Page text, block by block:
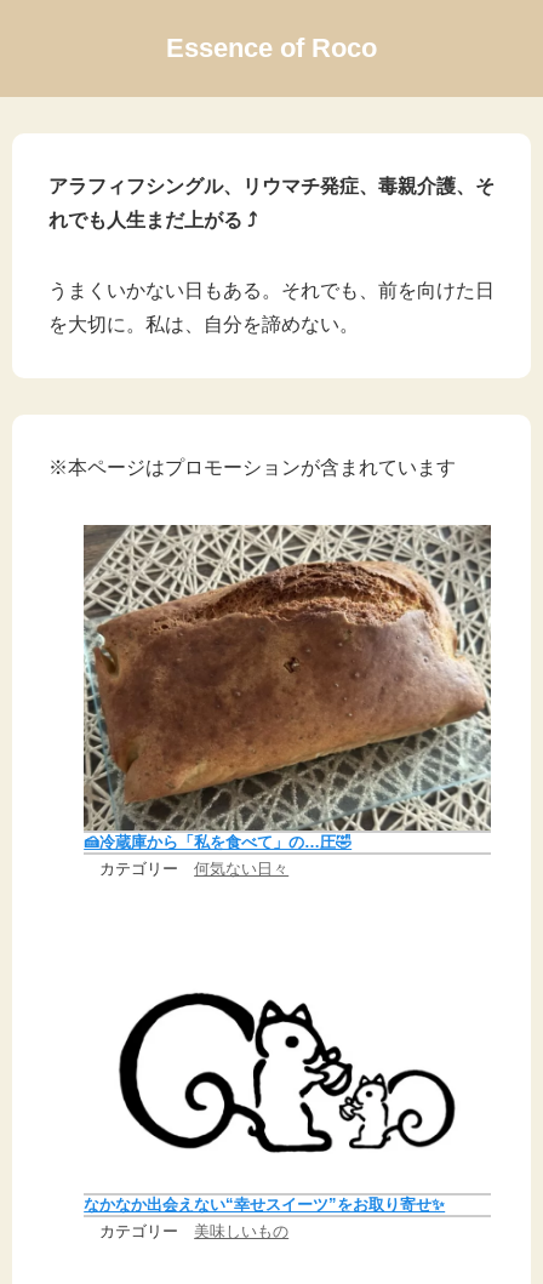
Essence of Roco
アラフィフシングル、リウマチ発症、毒親介護、そ
れでも人生まだ上がる ⤴
うまくいかない日もある。それでも、前を向けた日
を大切に。私は、自分を諦めない。
※本ページはプロモーションが含まれています
🍰冷蔵庫から「私を食べて」の…圧🤣
カテゴリー
何気ない日々
なかなか出会えない“幸せスイーツ”をお取り寄せ✨
カテゴリー
美味しいもの